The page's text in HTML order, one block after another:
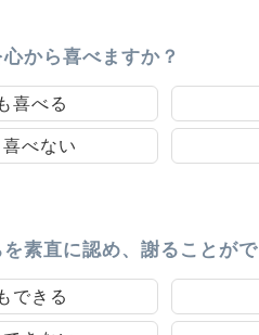
から喜べますか？
喜べる
べない
素直に認め、謝ることが
できる